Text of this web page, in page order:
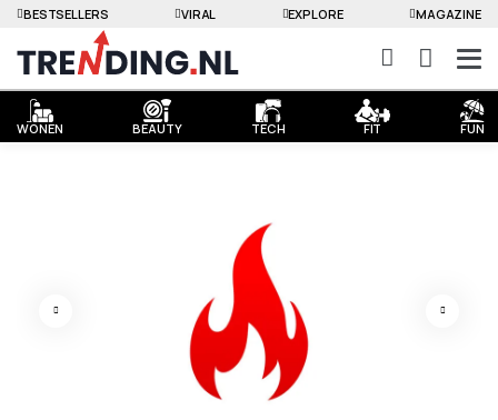
WONEN BEAUTY TECH FIT FUN
BESTSELLERS VIRAL EXPLORE MAGAZINE